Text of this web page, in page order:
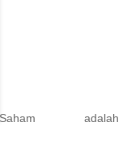
Saham adalah